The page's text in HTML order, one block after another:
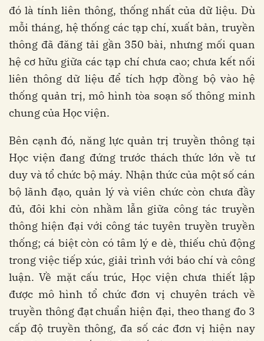
đó là tính liên thông, thống nhất của dữ liệu. Dù
mỗi tháng, hệ thống các tạp chí, xuất bản, truyền
thông đã đăng tải gần 350 bài, nhưng mối quan
hệ cơ hữu giữa các tạp chí chưa cao; chưa kết nối
liên thông dữ liệu để tích hợp đồng bộ vào hệ
thống quản trị, mô hình tòa soạn số thông minh
chung của Học viện.
Bên cạnh đó, năng lực quản trị truyền thông tại
Học viện đang đứng trước thách thức lớn về tư
duy và tổ chức bộ máy. Nhận thức của một số cán
bộ lãnh đạo, quản lý và viên chức còn chưa đầy
đủ, đôi khi còn nhầm lẫn giữa công tác truyền
thông hiện đại với công tác tuyên truyền truyền
thống; cá biệt còn có tâm lý e dè, thiếu chủ động
trong việc tiếp xúc, giải trình với báo chí và công
luận. Về mặt cấu trúc, Học viện chưa thiết lập
được mô hình tổ chức đơn vị chuyên trách về
truyền thông đạt chuẩn hiện đại, theo thang đo 3
cấp độ truyền thông, đa số các đơn vị hiện nay